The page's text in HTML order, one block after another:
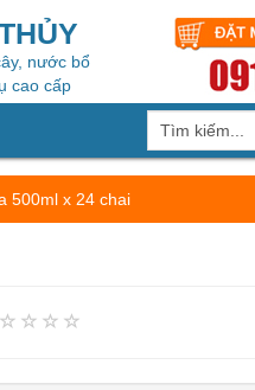
nước bổ
cao cấp
500ml x 24 chai